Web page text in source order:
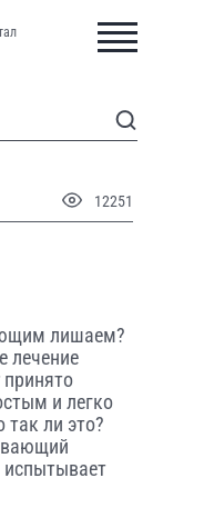
12251
лишаем?
лечение
и легко
ли это?
испытывает